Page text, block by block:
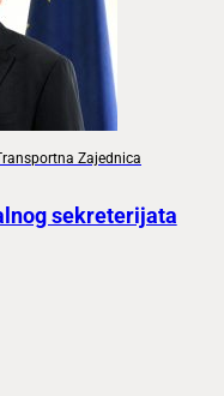
Zajednica
sekreterijata